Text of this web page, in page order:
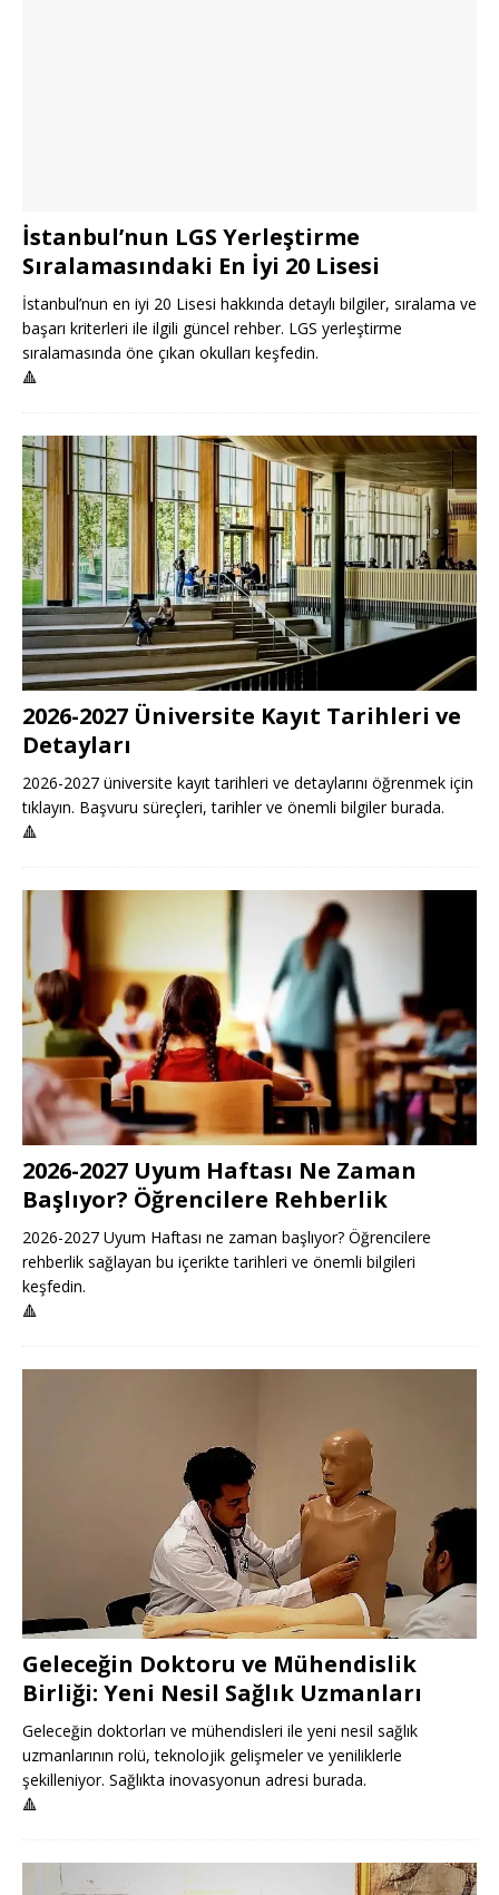
İstanbul’nun LGS Yerleştirme
Sıralamasındaki En İyi 20 Lisesi
İstanbul’nun en iyi 20 Lisesi hakkında detaylı bilgiler, sıralama ve
başarı kriterleri ile ilgili güncel rehber. LGS yerleştirme
sıralamasında öne çıkan okulları keşfedin.
🔺
2026-2027 Üniversite Kayıt Tarihleri ve
Detayları
2026-2027 üniversite kayıt tarihleri ve detaylarını öğrenmek için
tıklayın. Başvuru süreçleri, tarihler ve önemli bilgiler burada.
🔺
2026-2027 Uyum Haftası Ne Zaman
Başlıyor? Öğrencilere Rehberlik
2026-2027 Uyum Haftası ne zaman başlıyor? Öğrencilere
rehberlik sağlayan bu içerikte tarihleri ve önemli bilgileri
keşfedin.
🔺
Geleceğin Doktoru ve Mühendislik
Birliği: Yeni Nesil Sağlık Uzmanları
Geleceğin doktorları ve mühendisleri ile yeni nesil sağlık
uzmanlarının rolü, teknolojik gelişmeler ve yeniliklerle
şekilleniyor. Sağlıkta inovasyonun adresi burada.
🔺